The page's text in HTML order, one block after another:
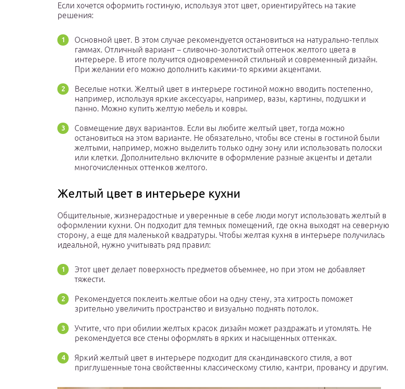
Если хочется оформить гостиную, используя этот цвет, ориентируйтесь на такие
решения:
Основной цвет. В этом случае рекомендуется остановиться на натурально-теплых
гаммах. Отличный вариант – сливочно-золотистый оттенок желтого цвета в
интерьере. В итоге получится одновременной стильный и современный дизайн.
При желании его можно дополнить какими-то яркими акцентами.
Веселые нотки. Желтый цвет в интерьере гостиной можно вводить постепенно,
например, используя яркие аксессуары, например, вазы, картины, подушки и
панно. Можно купить желтую мебель и ковры.
Совмещение двух вариантов. Если вы любите желтый цвет, тогда можно
остановиться на этом варианте. Не обязательно, чтобы все стены в гостиной были
желтыми, например, можно выделить только одну зону или использовать полоски
или клетки. Дополнительно включите в оформление разные акценты и детали
многочисленных оттенков желтого.
Желтый цвет в интерьере кухни
Общительные, жизнерадостные и уверенные в себе люди могут использовать желтый в
оформлении кухни. Он подходит для темных помещений, где окна выходят на северную
сторону, а еще для маленькой квадратуры. Чтобы желтая кухня в интерьере получилась
идеальной, нужно учитывать ряд правил:
Этот цвет делает поверхность предметов объемнее, но при этом не добавляет
тяжести.
Рекомендуется поклеить желтые обои на одну стену, эта хитрость поможет
зрительно увеличить пространство и визуально поднять потолок.
Учтите, что при обилии желтых красок дизайн может раздражать и утомлять. Не
рекомендуется все стены оформлять в ярких и насыщенных оттенках.
Яркий желтый цвет в интерьере подходит для скандинавского стиля, а вот
приглушенные тона свойственны классическому стилю, кантри, провансу и другим.